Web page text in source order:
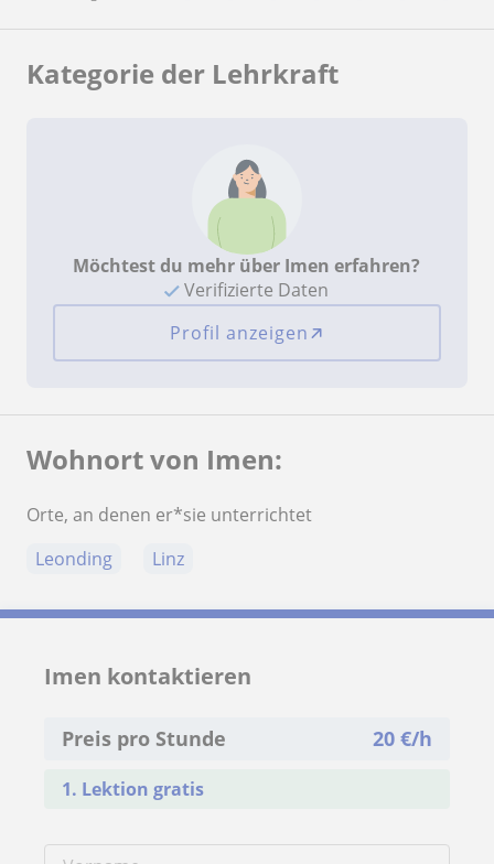
Kategorie der Lehrkraft
Möchtest du mehr über Imen erfahren?
Verifizierte Daten
Profil anzeigen
Wohnort von Imen:
Orte, an denen er*sie unterrichtet
Leonding
Linz
Imen kontaktieren
Preis pro Stunde 20€/h
1. Lektion gratis